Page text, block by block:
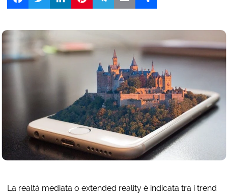
La realtà mediata o extended reality è indicata tra i trend